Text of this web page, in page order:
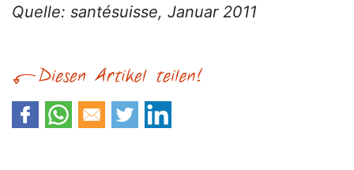
Quelle: santésuisse, Januar 2011